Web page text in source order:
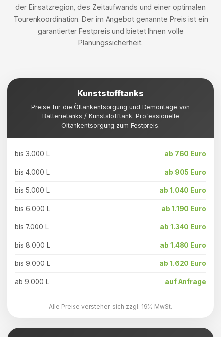
der Einsatzregion, des Zeitaufwands und einer optimalen
Tourenkoordination. Der im Angebot genannte Preis ist ein
garantierter Festpreis und bietet Ihnen volle
Planungssicherheit.
Kunststofftanks
Preise für die Öltankentsorgung und Demontage von
Batterietanks / Kunststofftank. Professionelle
Öltankentsorgung zum Festpreis.
bis 3.000 L ab 760 Euro
bis 4.000 L ab 905 Euro
bis 5.000 L ab 1.040 Euro
bis 6.000 L ab 1.190 Euro
bis 7.000 L ab 1.340 Euro
bis 8.000 L ab 1.480 Euro
bis 9.000 L ab 1.620 Euro
ab 9.000 L auf Anfrage
Alle Preise verstehen sich zzgl. 19% MwSt.